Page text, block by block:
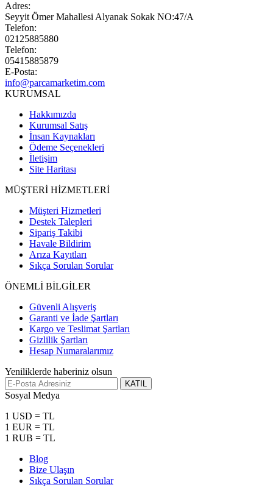
Adres:
Seyyit Ömer Mahallesi Alyanak Sokak NO:47/A
Telefon:
02125885880
Telefon:
05415885879
E-Posta:
info@parcamarketim.com
KURUMSAL
Hakkımızda
Kurumsal Satış
İnsan Kaynakları
Ödeme Seçenekleri
İletişim
Site Haritası
MÜŞTERİ HİZMETLERİ
Müşteri Hizmetleri
Destek Talepleri
Sipariş Takibi
Havale Bildirim
Arıza Kayıtları
Sıkça Sorulan Sorular
ÖNEMLİ BİLGİLER
Güvenli Alışveriş
Garanti ve İade Şartları
Kargo ve Teslimat Şartları
Gizlilik Şartları
Hesap Numaralarımız
Yeniliklerde haberiniz olsun
KATIL
Sosyal Medya
1 USD = TL
1 EUR = TL
1 RUB = TL
Blog
Bize Ulaşın
Sıkça Sorulan Sorular